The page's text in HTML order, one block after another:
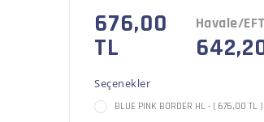
676,00
TL
Havale/
Seçenekler
BLUE PINK BORDER HL - ( 676,00 TL )